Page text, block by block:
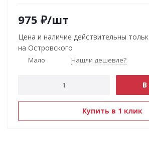
975 ₽/шт
Цена и наличие действительны
на Островского
Мало Нашли дешевле?
В
Купить в 1 клик